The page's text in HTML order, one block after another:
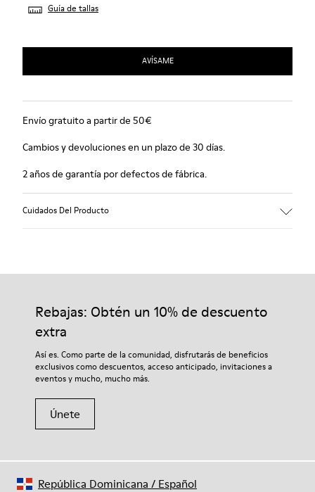
Guía de tallas
AVÍSAME
Envío gratuito a partir de 50€
Cambios y devoluciones en un plazo de 30 días.
2 años de garantía por defectos de fábrica.
Cuidados Del Producto
Rebajas: Obtén un 10% de descuento
extra
Así es. Como parte de la comunidad, disfrutarás de beneficios
exclusivos como descuentos, acceso anticipado, invitaciones a
eventos y mucho, mucho más.
Únete
República Dominicana / Español